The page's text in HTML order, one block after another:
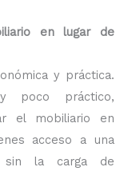
en lugar de
y práctica.
poco práctico,
el mobiliario en
acceso a una
sin la carga de